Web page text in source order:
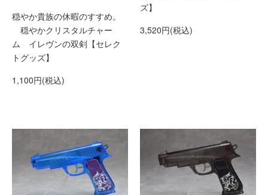
穏やか貴族の休暇のすすめ。
穏やかクリスタルチャー
ム イレヴンの双剣【セレク
トグッズ】
1,100円(税込)
ズ】
3,520円(税込)